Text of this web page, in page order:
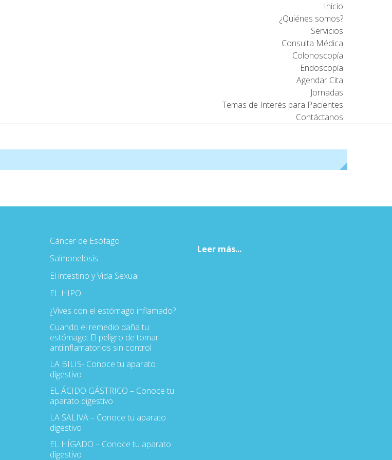
Inicio
¿Quiénes somos?
Servicios
Consulta Médica
Colonoscopía
Endoscopía
Agendar Cita
Jornadas
Temas de Interés para Pacientes
Contáctanos
Cáncer de Esófago
Salmonelosis
El intestino y Vida Sexual
EL HIPO
¿Vives con el estómago inflamado?
Cuando el remedio daña tu
estómago: El peligro de tomar
antiinflamatorios sin control
LA BILIS- Conoce tu aparato
digestivo
EL ÁCIDO GÁSTRICO – Conoce tu
aparato digestivo
LA SALIVA – Conoce tu aparato
digestivo
EL HÍGADO – Conoce tu aparato
digestivo
Leer más...